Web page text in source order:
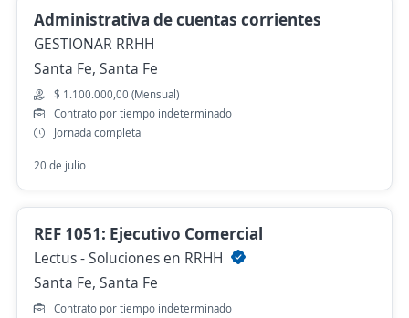
Administrativa de cuentas corrientes
GESTIONAR RRHH
Santa Fe, Santa Fe
$ 1.100.000,00 (Mensual)
Contrato por tiempo indeterminado
Jornada completa
20 de julio
REF 1051: Ejecutivo Comercial
Lectus - Soluciones en RRHH
Santa Fe, Santa Fe
Contrato por tiempo indeterminado